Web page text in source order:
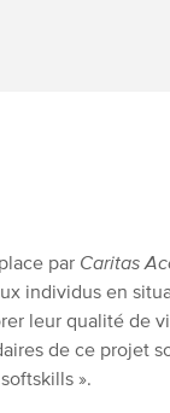
par Caritas
individus en
leur qualité de
de ce projet
».